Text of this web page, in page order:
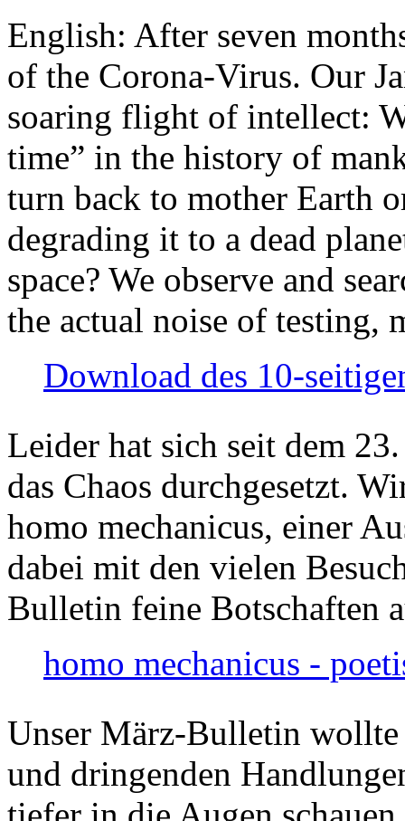
English: After seven
of the Corona-Virus. Our
soaring flight of intellect:
time” in the history of
turn back to mother Earth
degrading it to a dead
space? We observe and
the actual noise of testing,
Download des 10-
Leider hat sich seit dem
das Chaos durchgesetzt.
homo mechanicus, einer
dabei mit den vielen
Bulletin feine Botschaften
homo mechanicus -
Unser März-Bulletin
und dringenden